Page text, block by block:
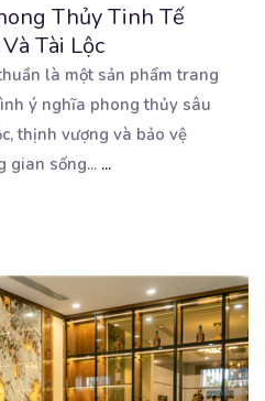
Thủy Tinh Tế
Tài Lộc
là một sản phẩm trang
ý nghĩa phongthủy sâu
thịnh vượng và bảo vệ
gian sống... ...